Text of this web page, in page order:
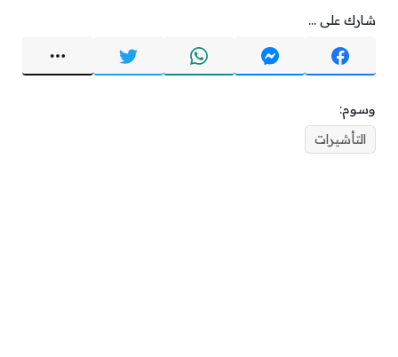
شارك على ...
وسوم:
التأشيرات